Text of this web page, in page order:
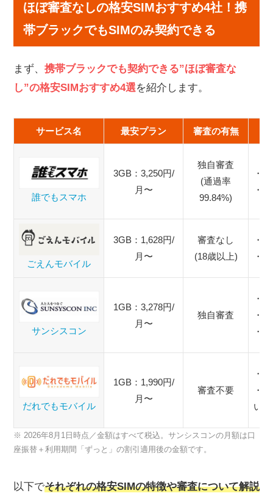
ほぼ審査なしの格安SIMおすすめ4社！携
帯ブラックでもSIMのみ契約できる
まず、 携帯ブラックでも契約できる”ほぼ審査な
し”の格安SIMおすすめ4選を紹介します。
サービス名 最安プラン 審査の有無
誰でもスマホ
3GB：3,250円/
月〜
独自審査
(通過率
99.84%)
・
・
ごえんモバイル
3GB：1,628円/
月〜
審査なし
(18歳以上)
・
・
サンシスコン
1GB：3,278円/
月〜
独自審査
・
・
・
だれでもモバイル
1GB：1,990円/
月〜
審査不要
・
・
い可
※ 2026年8月1日時点／金額はすべて税込。サンシスコンの月額は口
座振替＋利用期間「ずっと」の割引適用後の金額です。
以下でそれぞれの格安SIMの特徴や審査について解説